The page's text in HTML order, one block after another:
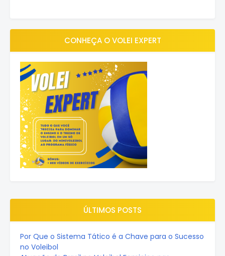
CONHEÇA O VOLEI EXPERT
ÚLTIMOS POSTS
Por Que o Sistema Tático é a Chave para o Sucesso
no Voleibol